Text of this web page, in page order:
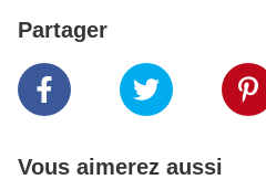
Partager
Vous aimerez aussi